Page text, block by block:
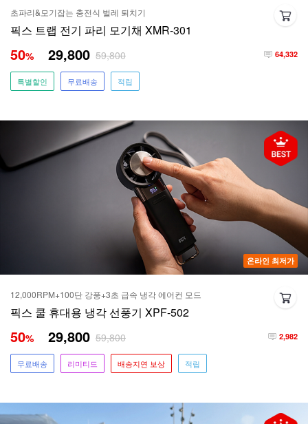
초파리&모기잡는 충전식 벌레 퇴치기
픽스 트랩 전기 파리 모기채 XMR-301
64,332
50% 29,800 59,800
특별할인 무료배송 적립
온라인 최저가
12,000RPM+100단 강풍+3초 급속 냉각 에어컨 모드
픽스 쿨 휴대용 냉각 선풍기 XPF-502
2,982
50% 29,800 59,800
무료배송 리미티드 배송지연 보상 적립